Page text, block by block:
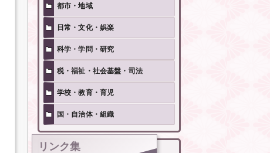
都市・地域
日常・文化・娯楽
科学・学問・研究
税・福祉・社会基盤・司法
学校・教育・育児
国・自治体・組織
リンク集